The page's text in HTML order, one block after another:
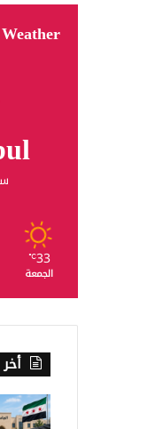
Weather
33
℃
الجمعة